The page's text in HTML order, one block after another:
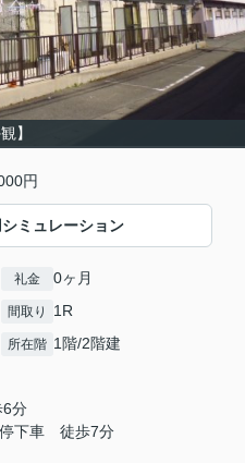
】
円
ミュレーション
礼金 0ヶ月
間取り 1R
所在階 1階/2階建
6分
停下車 徒歩7分